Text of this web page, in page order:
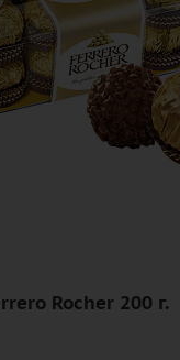
Rocher 200 г.